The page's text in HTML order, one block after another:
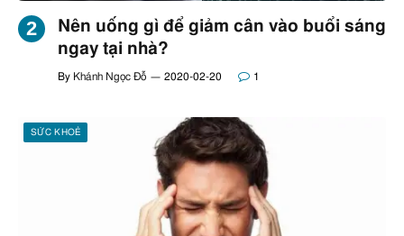
Nên uống gì để giảm cân vào buổi sáng
ngay tại nhà?
By Khánh Ngọc Đỗ 2020-02-20 1
SỨC KHOẺ